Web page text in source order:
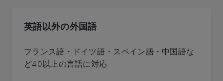
英語以外の外国語
フランス語・ドイツ語・スペイン語・中国語な
ど40以上の言語に対応